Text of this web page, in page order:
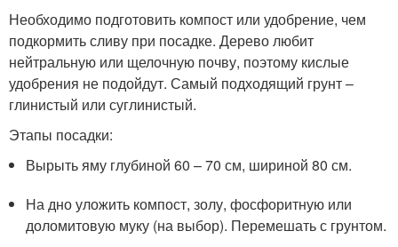
Необходимо подготовить компост или удобрение, чем
подкормить сливу при посадке. Дерево любит
нейтральную или щелочную почву, поэтому кислые
удобрения не подойдут. Самый подходящий грунт –
глинистый или суглинистый.
Этапы посадки:
Вырыть яму глубиной 60 – 70 см, шириной 80 см.
На дно уложить компост, золу, фосфоритную или
доломитовую муку (на выбор). Перемешать с грунтом.